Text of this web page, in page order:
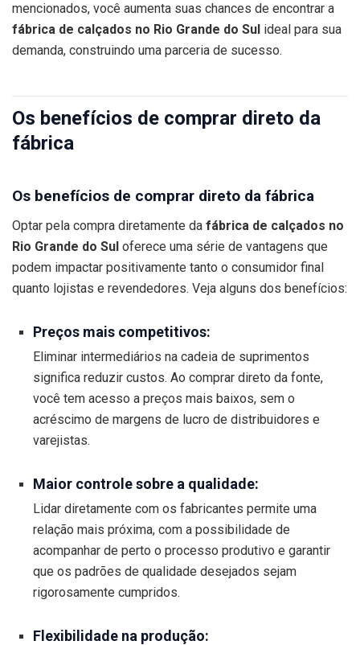
mencionados, você aumenta suas chances de encontrar a
fábrica de calçados no Rio Grande do Sul ideal para sua
demanda, construindo uma parceria de sucesso.
Os benefícios de comprar direto da
fábrica
Os benefícios de comprar direto da fábrica
Optar pela compra diretamente da fábrica de calçados no
Rio Grande do Sul oferece uma série de vantagens que
podem impactar positivamente tanto o consumidor final
quanto lojistas e revendedores. Veja alguns dos benefícios:
Preços mais competitivos:
Eliminar intermediários na cadeia de suprimentos
significa reduzir custos. Ao comprar direto da fonte,
você tem acesso a preços mais baixos, sem o
acréscimo de margens de lucro de distribuidores e
varejistas.
Maior controle sobre a qualidade:
Lidar diretamente com os fabricantes permite uma
relação mais próxima, com a possibilidade de
acompanhar de perto o processo produtivo e garantir
que os padrões de qualidade desejados sejam
rigorosamente cumpridos.
Flexibilidade na produção: